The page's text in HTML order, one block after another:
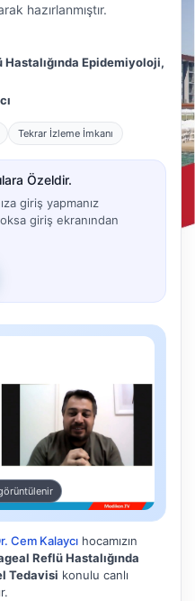
hazırlanmıştır.
Epidemiyoloji,
Tekrar İzleme İmkanı
Özeldir.
giriş yapmanız
giriş ekranından
Cem Kalaycı hocamızın
Reflü Hastalığında
Tedavisi konulu canlı